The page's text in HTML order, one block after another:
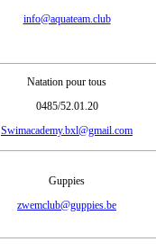
info@aquateam.club
Natation pour tous
0485/52.01.20
Swimacademy.bxl@gmail.com
Guppies
zwemclub@guppies.be